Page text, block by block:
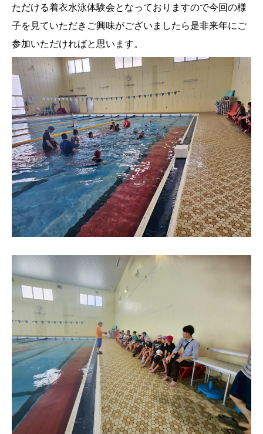
ただける着衣水泳体験会となっておりますので今回の様
子を見ていただきご興味がございましたら是非来年にご
参加いただければと思います。